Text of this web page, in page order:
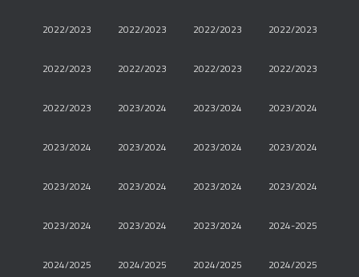
2022/2023 2022/2023 2022/2023 2022/2023
2022/2023 2022/2023 2022/2023 2022/2023
2022/2023 2023/2024 2023/2024 2023/2024
2023/2024 2023/2024 2023/2024 2023/2024
2023/2024 2023/2024 2023/2024 2023/2024
2023/2024 2023/2024 2023/2024 2024-2025
2024/2025 2024/2025 2024/2025 2024/2025